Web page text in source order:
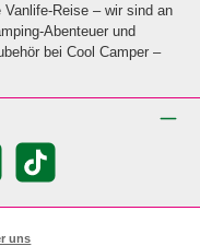
Reise – wir sind an
Abenteuer und
bei Cool Camper –
TikTok
uns